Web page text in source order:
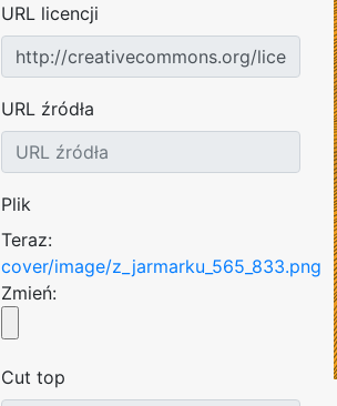
URL licencji
URL źródła
Plik
Teraz:
cover/image/z_jarmarku_565_833.png
Zmień:
Cut top